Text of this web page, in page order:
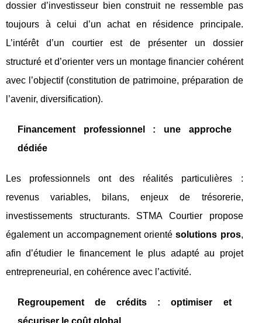
dossier d’investisseur bien construit ne ressemble pas
toujours à celui d’un achat en résidence principale.
L’intérêt d’un courtier est de présenter un dossier
structuré et d’orienter vers un montage financier cohérent
avec l’objectif (constitution de patrimoine, préparation de
l’avenir, diversification).
Financement professionnel : une approche
dédiée
Les professionnels ont des réalités particulières :
revenus variables, bilans, enjeux de trésorerie,
investissements structurants. STMA Courtier propose
également un accompagnement orientésolutions pros,
afin d’étudier le financement le plus adapté au projet
entrepreneurial, en cohérence avec l’activité.
Regroupement de crédits : optimiser et